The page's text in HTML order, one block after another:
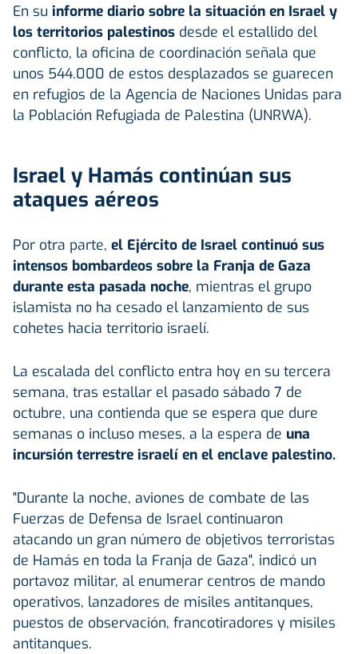
En su informe diario sobre la situación en Israel y
los territorios palestinos desde el estallido del
conflicto, la oficina de coordinación señala que
unos 544.000 de estos desplazados se guarecen
en refugios de la Agencia de Naciones Unidas para
la Población Refugiada de Palestina (UNRWA).
Israel y Hamás continúan sus
ataques aéreos
Por otra parte, el Ejército de Israel continuó sus
intensos bombardeos sobre la Franja de Gaza
durante esta pasada noche, mientras el grupo
islamista no ha cesado el lanzamiento de sus
cohetes hacia territorio israelí.
La escalada del conflicto entra hoy en su tercera
semana, tras estallar el pasado sábado 7 de
octubre, una contienda que se espera que dure
semanas o incluso meses, a la espera de una
incursión terrestre israelí en el enclave palestino.
"Durante la noche, aviones de combate de las
Fuerzas de Defensa de Israel continuaron
atacando un gran número de objetivos terroristas
de Hamás en toda la Franja de Gaza", indicó un
portavoz militar, al enumerar centros de mando
operativos, lanzadores de misiles antitanques,
puestos de observación, francotiradores y misiles
antitanques.